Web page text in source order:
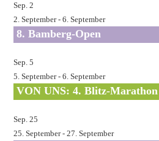
Sep.2
2. September-6. September
8. Bamberg-Open
Sep.5
5. September-6. September
VON UNS: 4. Blitz-
Sep.25
25. September-27. September